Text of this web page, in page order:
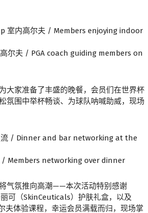
大家准备了丰盛的晚餐，会员们在世界杯
氛围中举杯畅谈、为球队呐喊助威，现场
气氛推向高潮——本次活动特别感谢
可（SkinCeuticals）护肤礼盒，以及
夫体验课程，幸运会员满载而归，现场掌